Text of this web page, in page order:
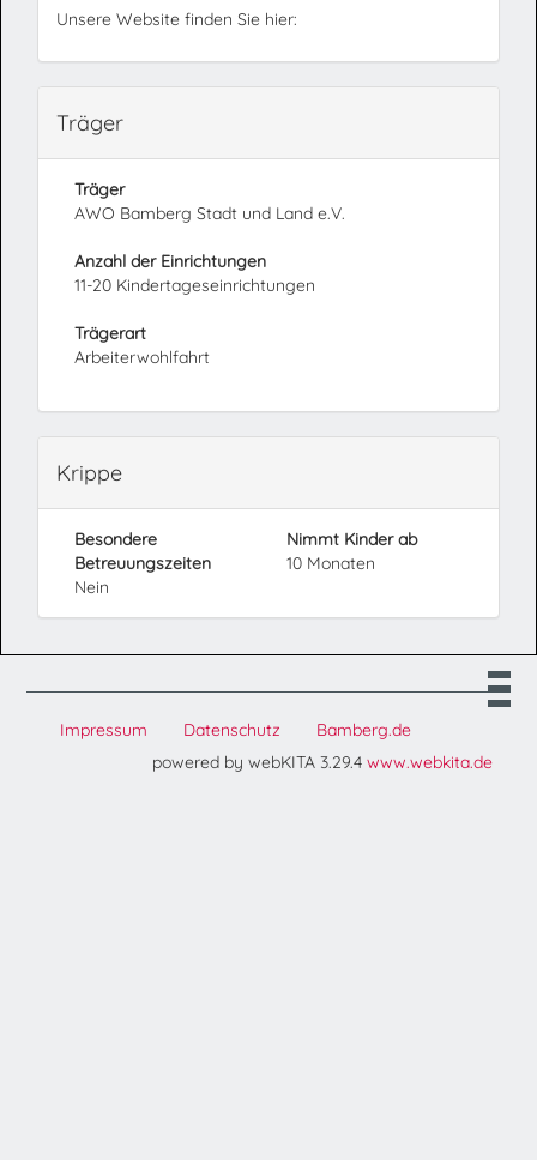
Unsere Website finden Sie hier:
Träger
Träger
AWO Bamberg Stadt und Land e.V.
Anzahl der Einrichtungen
11-20 Kindertageseinrichtungen
Trägerart
Arbeiterwohlfahrt
Krippe
Besondere
Betreuungszeiten
Nein
Nimmt Kinder ab
10 Monaten
Impressum Datenschutz
Bamberg.de
powered by webKITA 3.29.4 www.webkita.de